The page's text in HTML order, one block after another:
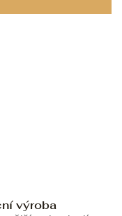
výroba